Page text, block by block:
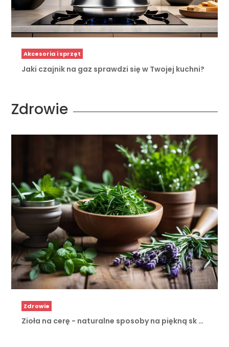
Akcesoria i sprzęt
Jaki czajnik na gaz sprawdzi się w Twojej kuchni?
Zdrowie
Zdrowie
Zioła na cerę - naturalne sposoby na piękną sk …